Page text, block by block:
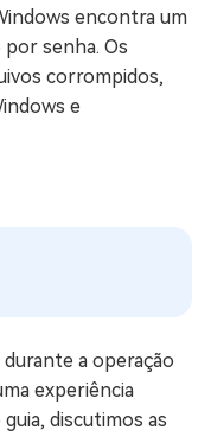
encontra um
senha. Os
corrompidos,
e
a operação
experiência
discutimos as